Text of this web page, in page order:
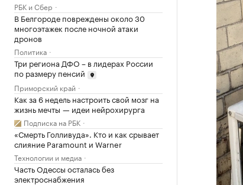
РБК и Сбер
В Белгороде повреждены около 30
многоэтажек после ночной атаки
дронов
Политика
Три региона ДФО – в лидерах России
по размеру пенсий
Приморский край
Как за 6 недель настроить свой мозг на
жизнь мечты — идеи нейрохирурга
Подписка на РБК
«Смерть Голливуда». Кто и как срывает
слияние Paramount и Warner
Технологии и медиа
Часть Одессы осталась без
электроснабжения